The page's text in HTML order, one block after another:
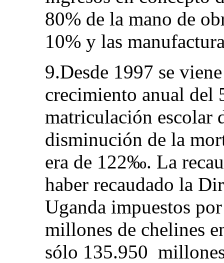
80% de la mano de
10% y las
9.Desde 1997 se
crecimiento anual del
matriculación escolar
disminución de la
era de 122‰. La
haber recaudado la
Uganda impuestos
millones de chelines
sólo 135.950